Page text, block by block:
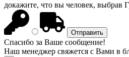
докажите, что вы человек, выбрав
Спасибо за Ваше сообщение!
Наш менеджер свяжется с Вами в